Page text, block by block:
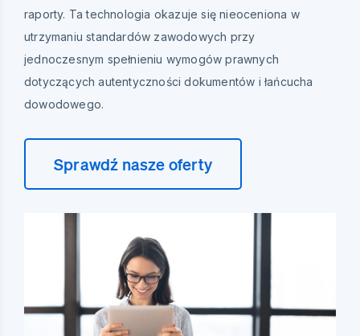
raporty. Ta technologia okazuje się nieoceniona w
utrzymaniu standardów zawodowych przy
jednoczesnym spełnieniu wymogów prawnych
dotyczących autentyczności dokumentów i łańcucha
dowodowego.
Sprawdź nasze oferty